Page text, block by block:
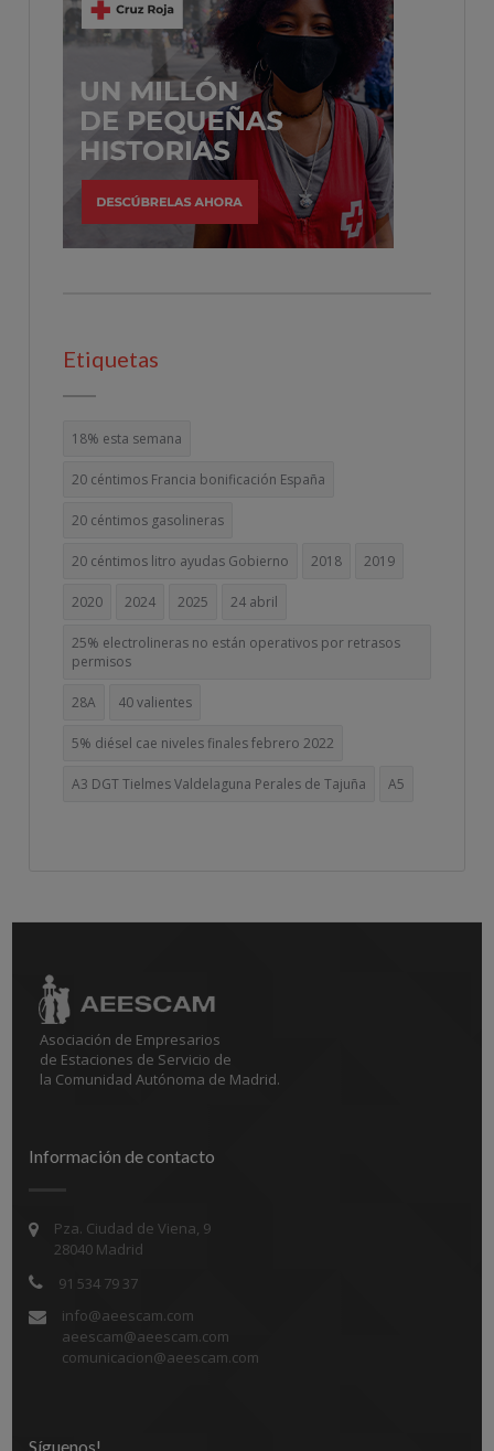
Etiquetas
18% esta semana
20 céntimos Francia bonificación España
20 céntimos gasolineras
20 céntimos litro ayudas Gobierno 2018 2019
2020 2024 2025 24 abril
25% electrolineras no están operativos por retrasos
permisos
28A 40 valientes
5% diésel cae niveles finales febrero 2022
A3 DGT Tielmes Valdelaguna Perales de Tajuña A5
Asociación de Empresarios
de Estaciones de Servicio de
la Comunidad Autónoma de Madrid.
Información de contacto
Pza. Ciudad de Viena, 9
28040 Madrid
91 534 79 37
info@aeescam.com
aeescam@aeescam.com
comunicacion@aeescam.com
Síguenos!